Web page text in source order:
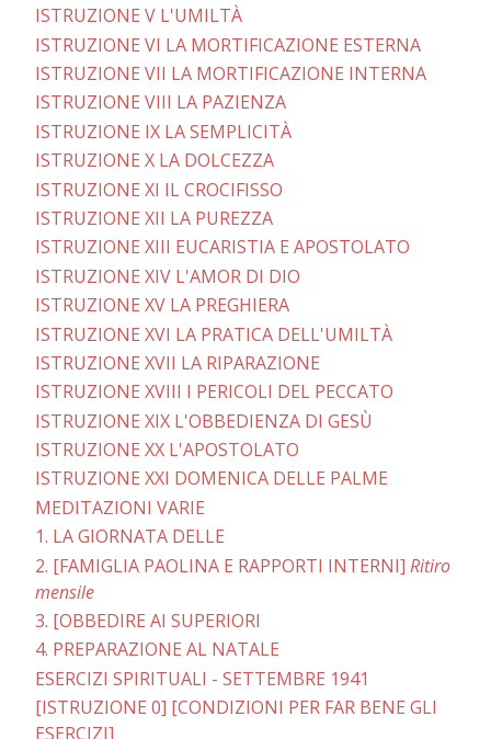
ISTRUZIONE V L'UMILTÀ
ISTRUZIONE VI LA MORTIFICAZIONE ESTERNA
ISTRUZIONE VII LA MORTIFICAZIONE INTERNA
ISTRUZIONE VIII LA PAZIENZA
ISTRUZIONE IX LA SEMPLICITÀ
ISTRUZIONE X LA DOLCEZZA
ISTRUZIONE XI IL CROCIFISSO
ISTRUZIONE XII LA PUREZZA
ISTRUZIONE XIII EUCARISTIA E APOSTOLATO
ISTRUZIONE XIV L'AMOR DI DIO
ISTRUZIONE XV LA PREGHIERA
ISTRUZIONE XVI LA PRATICA DELL'UMILTÀ
ISTRUZIONE XVII LA RIPARAZIONE
ISTRUZIONE XVIII I PERICOLI DEL PECCATO
ISTRUZIONE XIX L'OBBEDIENZA DI GESÙ
ISTRUZIONE XX L'APOSTOLATO
ISTRUZIONE XXI DOMENICA DELLE PALME
MEDITAZIONI VARIE
1. LA GIORNATA DELLE
2. [FAMIGLIA PAOLINA E RAPPORTI INTERNI] Ritiro
mensile
3. [OBBEDIRE AI SUPERIORI
4. PREPARAZIONE AL NATALE
ESERCIZI SPIRITUALI - SETTEMBRE 1941
[ISTRUZIONE 0] [CONDIZIONI PER FAR BENE GLI
ESERCIZI]